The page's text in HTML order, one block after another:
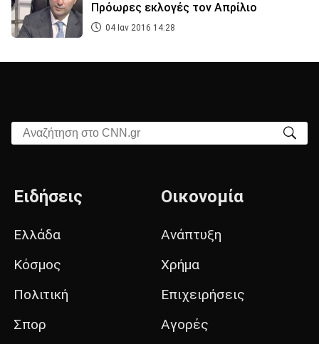
Πρόωρες εκλογές τον Απρίλιο
04 Ιαν 2016 14:28
Αναζήτηση στο CNN.gr
Ειδήσεις
Ελλάδα
Κόσμος
Πολιτική
Σπορ
Οικονομία
Ανάπτυξη
Χρήμα
Επιχειρήσεις
Αγορές